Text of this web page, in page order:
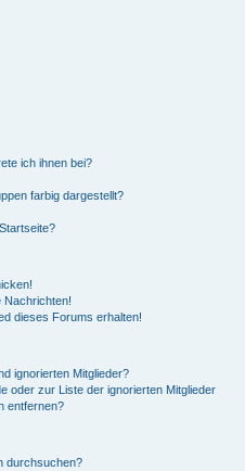
ich ihnen bei?
farbig dargestellt?
Nachrichten!
dieses Forums erhalten!
ignorierten Mitglieder?
oder zur Liste der ignorierten Mitglieder
entfernen?
durchsuchen?